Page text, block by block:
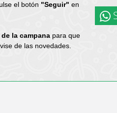
el botón "Seguir" en
la campanapara que
de las novedades.